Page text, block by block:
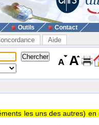
Outils Contact
Aide
les uns des autres) en